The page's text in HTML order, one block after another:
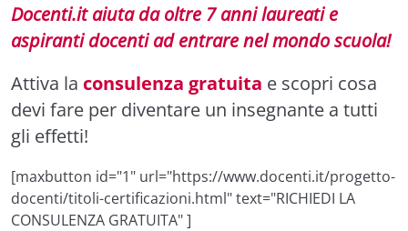
Docenti.it aiuta da oltre 7 anni laureati e
aspiranti docenti ad entrare nel mondo scuola!
Attiva la consulenza gratuita e scopri cosa
devi fare per diventare un insegnante a tutti
gli effetti!
[maxbutton id="1" url="https://www.docenti.it/progetto-
docenti/titoli-certificazioni.html" text="RICHIEDI LA
CONSULENZA GRATUITA" ]